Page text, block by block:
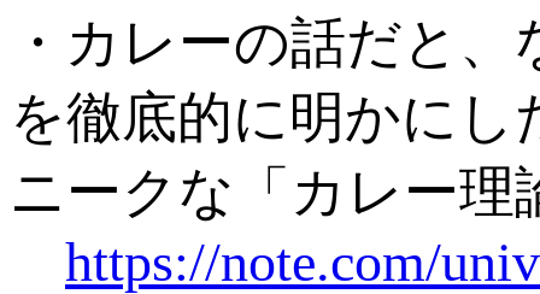
・カレーの話だと
を徹底的に明かに
ニークな「カレー理
https://note.com/